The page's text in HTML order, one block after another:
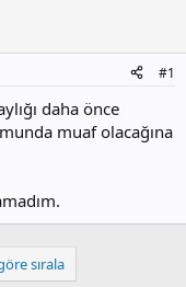
#1
daha önce
muaf olacağına
sırala